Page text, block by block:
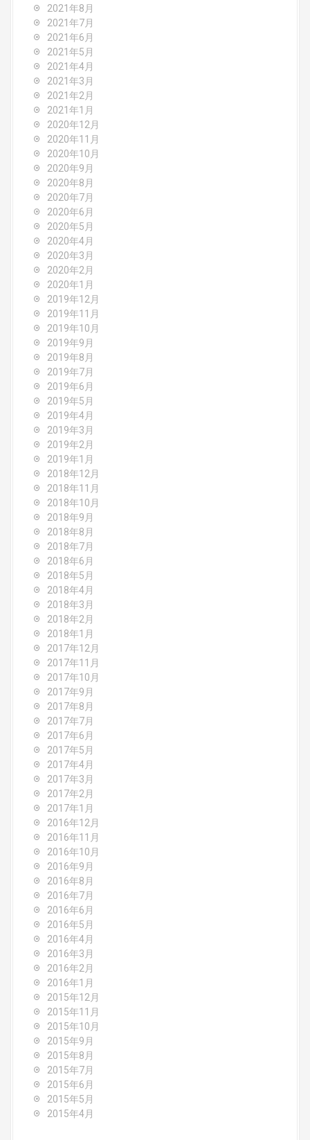
2021年8月
2021年7月
2021年6月
2021年5月
2021年4月
2021年3月
2021年2月
2021年1月
2020年12月
2020年11月
2020年10月
2020年9月
2020年8月
2020年7月
2020年6月
2020年5月
2020年4月
2020年3月
2020年2月
2020年1月
2019年12月
2019年11月
2019年10月
2019年9月
2019年8月
2019年7月
2019年6月
2019年5月
2019年4月
2019年3月
2019年2月
2019年1月
2018年12月
2018年11月
2018年10月
2018年9月
2018年8月
2018年7月
2018年6月
2018年5月
2018年4月
2018年3月
2018年2月
2018年1月
2017年12月
2017年11月
2017年10月
2017年9月
2017年8月
2017年7月
2017年6月
2017年5月
2017年4月
2017年3月
2017年2月
2017年1月
2016年12月
2016年11月
2016年10月
2016年9月
2016年8月
2016年7月
2016年6月
2016年5月
2016年4月
2016年3月
2016年2月
2016年1月
2015年12月
2015年11月
2015年10月
2015年9月
2015年8月
2015年7月
2015年6月
2015年5月
2015年4月